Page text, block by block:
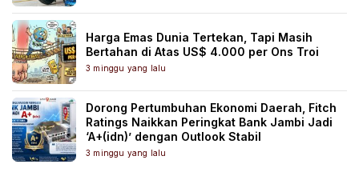
Harga Emas Dunia Tertekan, Tapi Masih
Bertahan di Atas US$ 4.000 per Ons Troi
3 minggu yang lalu
Dorong Pertumbuhan Ekonomi Daerah, Fitch
Ratings Naikkan Peringkat Bank Jambi Jadi
‘A+(idn)’ dengan Outlook Stabil
3 minggu yang lalu